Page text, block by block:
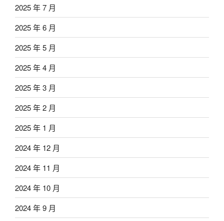
2025 年 7 月
2025 年 6 月
2025 年 5 月
2025 年 4 月
2025 年 3 月
2025 年 2 月
2025 年 1 月
2024 年 12 月
2024 年 11 月
2024 年 10 月
2024 年 9 月